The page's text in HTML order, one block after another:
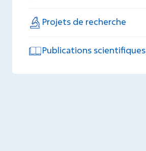
Projets de recherche
Publications scientifiques